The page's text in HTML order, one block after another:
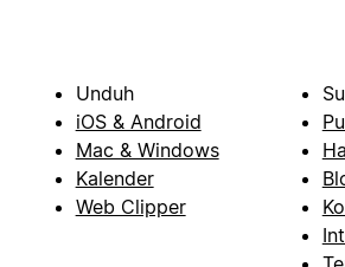
Unduh
iOS & Android
Mac & Windows
Kalender
Web Clipper